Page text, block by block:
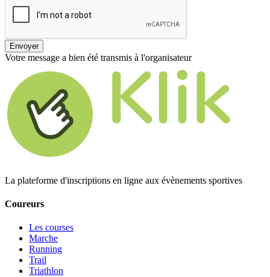
Envoyer
Votre message a bien été transmis à l'organisateur
La plateforme d'inscriptions en ligne aux évènements sportives
Coureurs
Les courses
Marche
Running
Trail
Triathlon